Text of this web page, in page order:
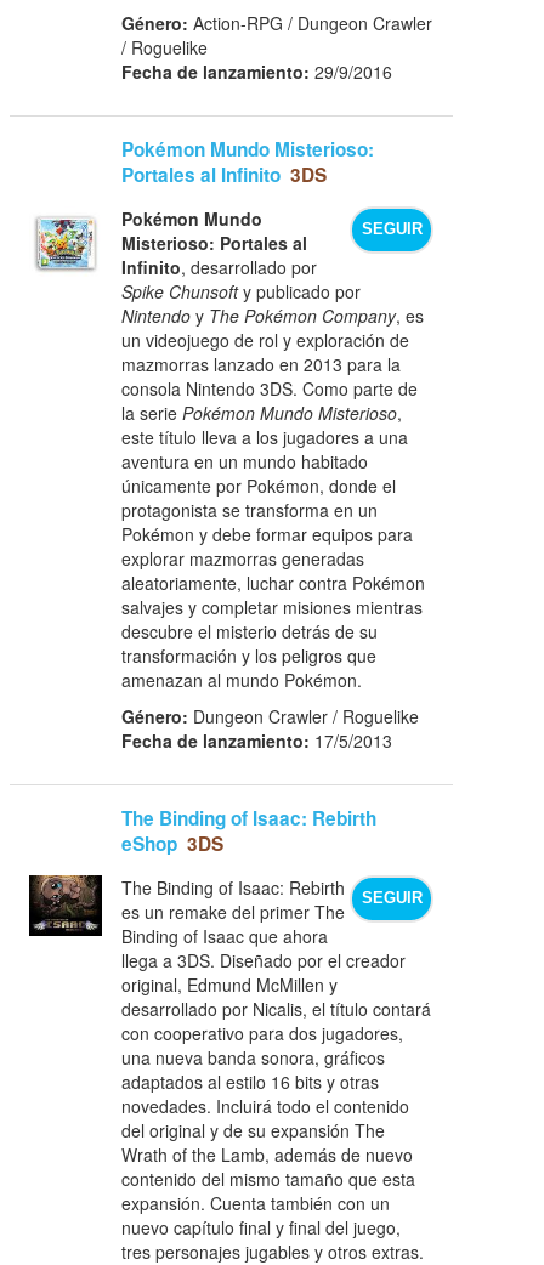
Género: Action-RPG / Dungeon Crawler
/ Roguelike
Fecha de lanzamiento: 29/9/2016
Pokémon Mundo Misterioso:
Portales al Infinito 3DS
SEGUIR
Pokémon Mundo
Misterioso: Portales al
Infinito, desarrollado por
Spike Chunsofty publicado por
Nintendo y The Pokémon Company, es
un videojuego de rol y exploración de
mazmorras lanzado en 2013 para la
consola Nintendo 3DS. Como parte de
la seriePokémon Mundo Misterioso,
este título lleva a los jugadores a una
aventura en un mundo habitado
únicamente por Pokémon, donde el
protagonista se transforma en un
Pokémon y debe formar equipos para
explorar mazmorras generadas
aleatoriamente, luchar contra Pokémon
salvajes y completar misiones mientras
descubre el misterio detrás de su
transformación y los peligros que
amenazan al mundo Pokémon.
Género: Dungeon Crawler / Roguelike
Fecha de lanzamiento: 17/5/2013
The Binding of Isaac: Rebirth
eShop 3DS
SEGUIR
The Binding of Isaac: Rebirth
es un remake del primer The
Binding of Isaac que ahora
llega a 3DS. Diseñado por el creador
original, Edmund McMillen y
desarrollado por Nicalis, el título contará
con cooperativo para dos jugadores,
una nueva banda sonora, gráficos
adaptados al estilo 16 bits y otras
novedades. Incluirá todo el contenido
del original y de su expansión The
Wrath of the Lamb, además de nuevo
contenido del mismo tamaño que esta
expansión. Cuenta también con un
nuevo capítulo final y final del juego,
tres personajes jugables y otros extras.